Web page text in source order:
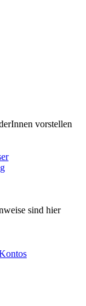
vorstellen
sind hier